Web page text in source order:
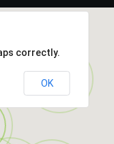
correctly.
OK